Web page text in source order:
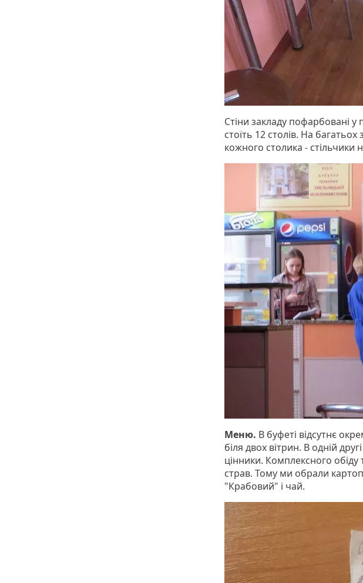
Стіни закладу пофарбовані у
стоїть 12 столів. На
кожного столика - стільчики
Меню. В буфеті відсутнє
біля двох вітрин. В одній
цінники. Комплексного
страв. Тому ми обрали
"Крабовий" і чай.